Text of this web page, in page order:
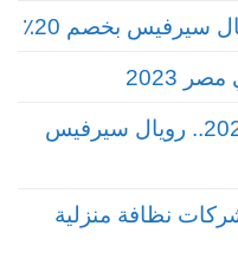
سيرفيس بخصم 20٪
2023
أسعار مكتب رعاية المسنين 2023.. رويال سيرفيس
نظافة منزلية